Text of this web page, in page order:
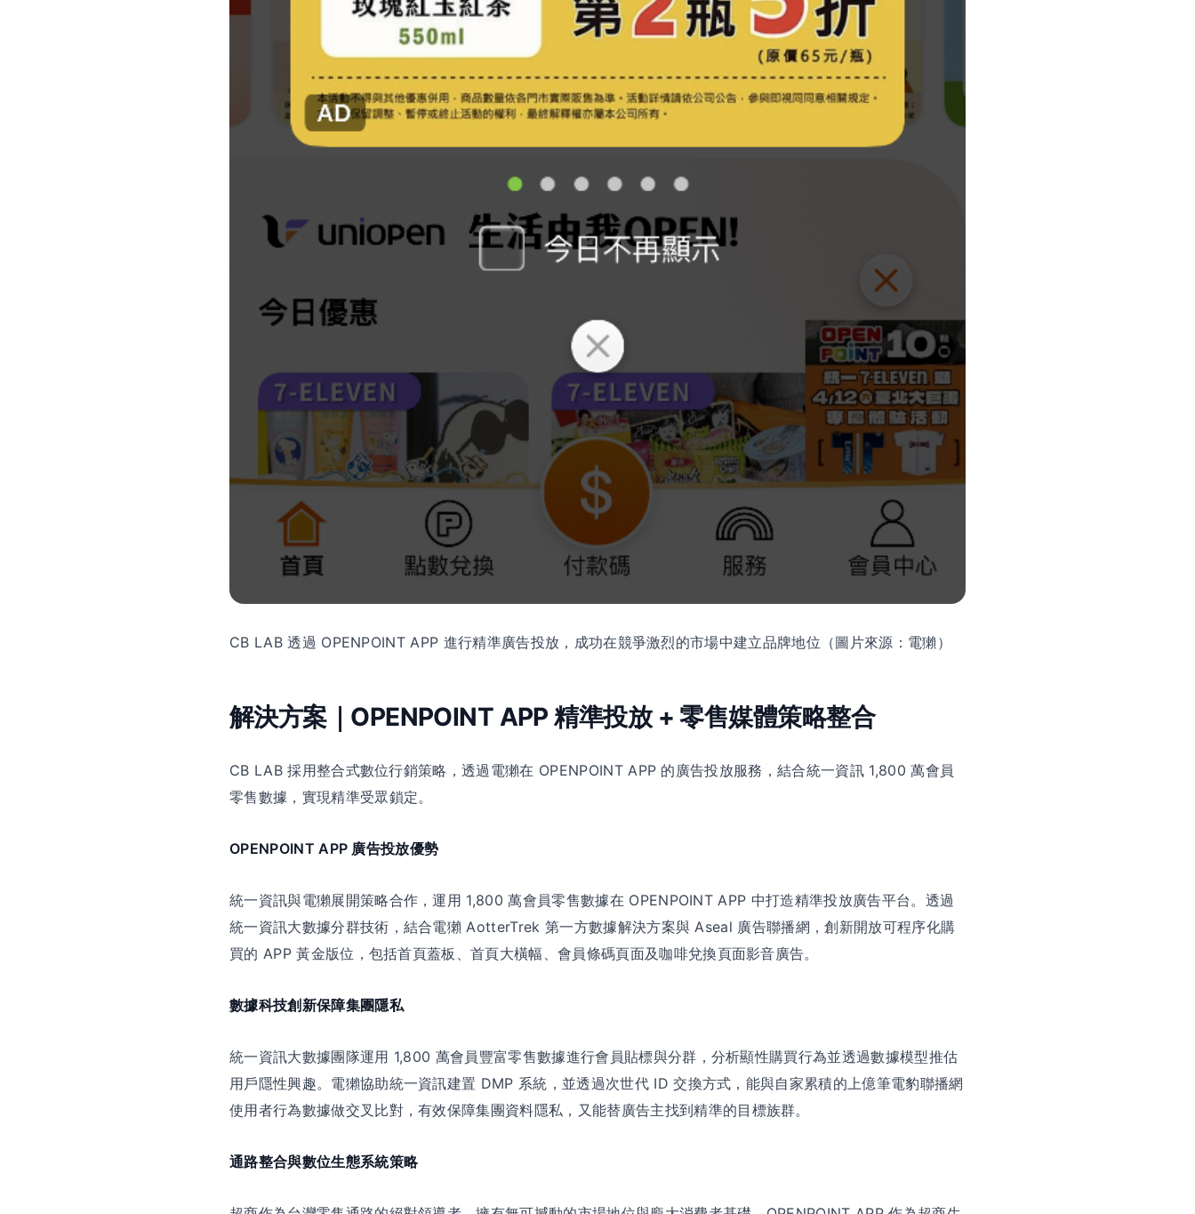
CB LAB 透過 OPENPOINT APP 進行精準廣告投放，成功在競爭激烈的市場中建立品牌地位（圖片來源：電獺）
解決方案｜OPENPOINT APP 精準投放 + 零售媒體策略整合
CB LAB 採用整合式數位行銷策略，透過電獺在 OPENPOINT APP 的廣告投放服務，結合統一資訊 1,800 萬會員
零售數據，實現精準受眾鎖定。
OPENPOINT APP 廣告投放優勢
統一資訊與電獺展開策略合作，運用 1,800 萬會員零售數據在 OPENPOINT APP 中打造精準投放廣告平台。透過
統一資訊大數據分群技術，結合電獺 AotterTrek 第一方數據解決方案與 Aseal 廣告聯播網，創新開放可程序化購
買的 APP 黃金版位，包括首頁蓋板、首頁大橫幅、會員條碼頁面及咖啡兌換頁面影音廣告。
數據科技創新保障集團隱私
統一資訊大數據團隊運用 1,800 萬會員豐富零售數據進行會員貼標與分群，分析顯性購買行為並透過數據模型推估
用戶隱性興趣。電獺協助統一資訊建置 DMP 系統，並透過次世代 ID 交換方式，能與自家累積的上億筆電豹聯播網
使用者行為數據做交叉比對，有效保障集團資料隱私，又能替廣告主找到精準的目標族群。
通路整合與數位生態系統策略